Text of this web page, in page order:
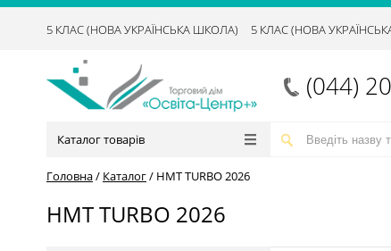
5 КЛАС (НОВА УКРАЇНСЬКА ШКОЛА) 5 КЛАС (НОВА
(044)
Каталог товарів
Головна/ Каталог/ НМТ TURBO 2026
НМТ TURBO 2026